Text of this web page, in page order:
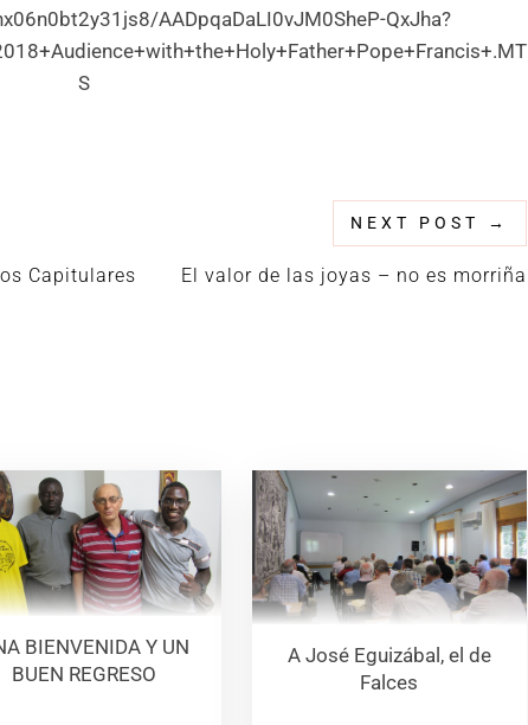
AADpqaDaLI0vJM0SheP-QxJha?
S
Capitulares
NEXT POST →
El valor de las joyas – no es morriña
BIENVENIDA Y UN
BUEN REGRESO
A José Eguizábal, el de
Falces